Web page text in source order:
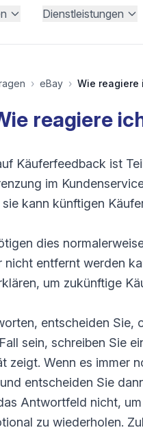
Dienstleistungen
› eBay › Wie reagiere
reagiere
Käuferfeedback ist
im
kann künftigen
dies
nicht entfernt werden
um zukünftige
entscheiden Sie,
sein, schreiben Sie
zeigt. Wenn es immer
entscheiden Sie
Antwortfeld nicht,
zu wiederholen.